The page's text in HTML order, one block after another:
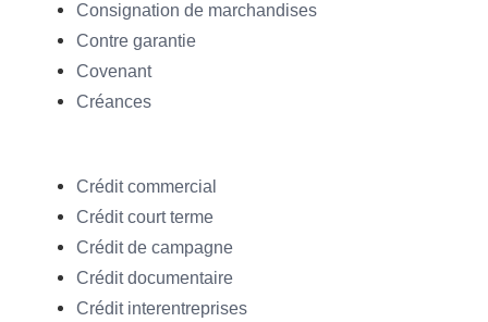
Consignation de marchandises
Contre garantie
Covenant
Créances
Crédit commercial
Crédit court terme
Crédit de campagne
Crédit documentaire
Crédit interentreprises